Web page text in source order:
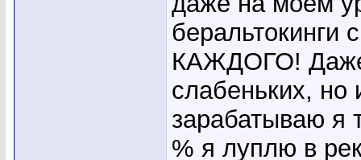
беральтокинги
КАЖДОГО! Даже
слабеньких,
зарабатываю я
% я луплю в